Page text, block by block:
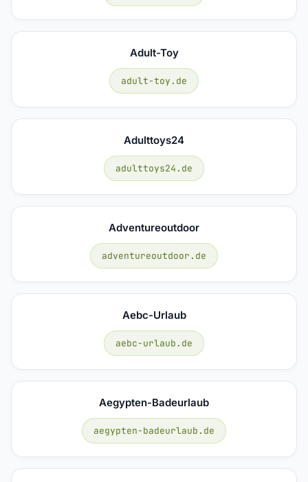
Adult-Toy
adult-toy.de
Adulttoys24
adulttoys24.de
Adventureoutdoor
adventureoutdoor.de
Aebc-Urlaub
aebc-urlaub.de
Aegypten-Badeurlaub
aegypten-badeurlaub.de